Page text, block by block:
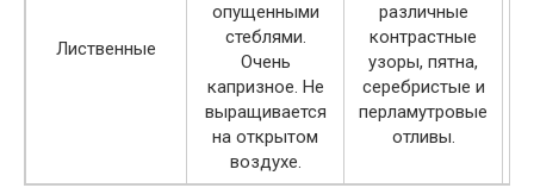
Лиственные
опущенными
стеблями.
Очень
капризное. Не
выращивается
на открытом
воздухе.
различные
контрастные
узоры, пятна,
серебристые и
перламутровые
отливы.